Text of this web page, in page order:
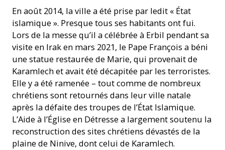
En août 2014, la ville a été prise par ledit « État
islamique ». Presque tous ses habitants ont fui.
Lors de la messe qu’il a célébrée à Erbil pendant sa
visite en Irak en mars 2021, le Pape François a béni
une statue restaurée de Marie, qui provenait de
Karamlech et avait été décapitée par les terroristes.
Elle y a été ramenée – tout comme de nombreux
chrétiens sont retournés dans leur ville natale
après la défaite des troupes de l’État Islamique.
L’Aide à l’Église en Détresse a largement soutenu la
reconstruction des sites chrétiens dévastés de la
plaine de Ninive, dont celui de Karamlech.